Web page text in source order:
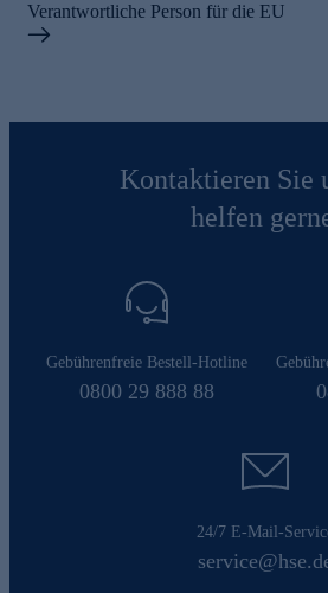
Verantwortliche Person für die EU
Kontaktieren Sie
helfen
Gebührenfreie Bestell-Hotline
0800 29 888 88
24/7 E-Mail-